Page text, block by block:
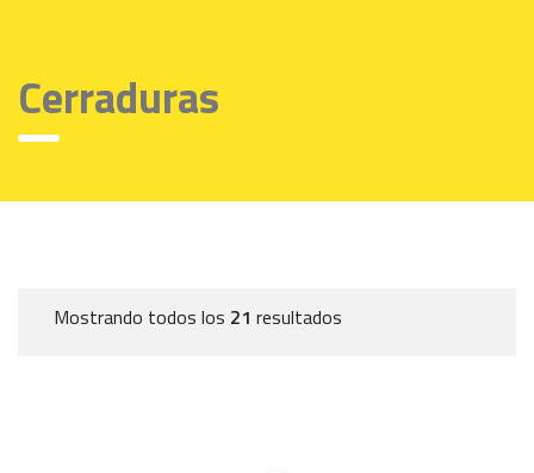
Cerraduras
Mostrando todos los 21 resultados